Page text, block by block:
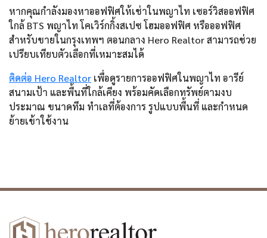
หากคุณกำลังมองหาออฟฟิศให้เช่าในพญาไท เซอร์วิสออฟฟิศ
ใกล้ BTS พญาไท โคเวิร์กกิ้งสเปซ โฮมออฟฟิศ หรือออฟฟิศ
สำหรับขายในกรุงเทพฯ ตอนกลาง Hero Realtor สามารถช่วย
เปรียบเทียบตัวเลือกที่เหมาะสมได้
ติดต่อ Hero Realtor เพื่อดูรายการออฟฟิศในพญาไท อารีย์
สนามเป้า และพื้นที่ใกล้เคียง พร้อมคัดเลือกทรัพย์ตามงบ
ประมาณ ขนาดทีม ทำเลที่ต้องการ รูปแบบพื้นที่ และกำหนด
ย้ายเข้าใช้งาน